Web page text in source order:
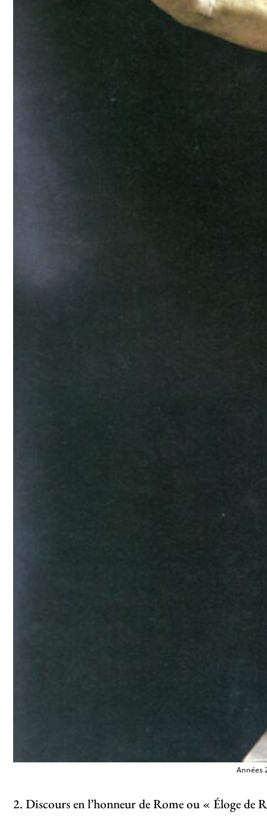
Années
2. Discours en l’honneur de Rome ou « Éloge